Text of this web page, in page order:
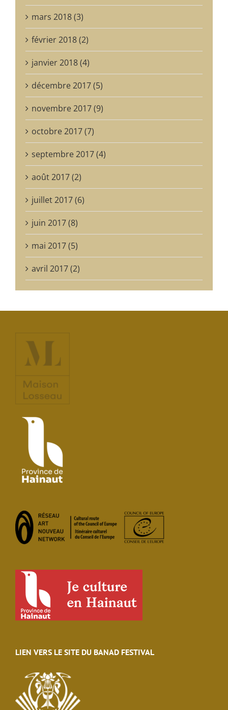
mars 2018 (3)
février 2018 (2)
janvier 2018 (4)
décembre 2017 (5)
novembre 2017 (9)
octobre 2017 (7)
septembre 2017 (4)
août 2017 (2)
juillet 2017 (6)
juin 2017 (8)
mai 2017 (5)
avril 2017 (2)
LIEN VERS LE SITE DU BANAD FESTIVAL